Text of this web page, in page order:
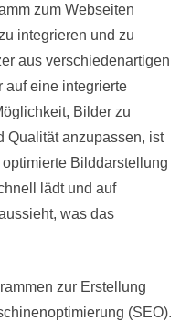
zum Webseiten
integrieren und zu
aus verschiedenartigen
auf eine integrierte
Bilder zu
Qualität anzupassen, ist
Bilddarstellung
lädt und auf
was das
zur Erstellung
(SEO).